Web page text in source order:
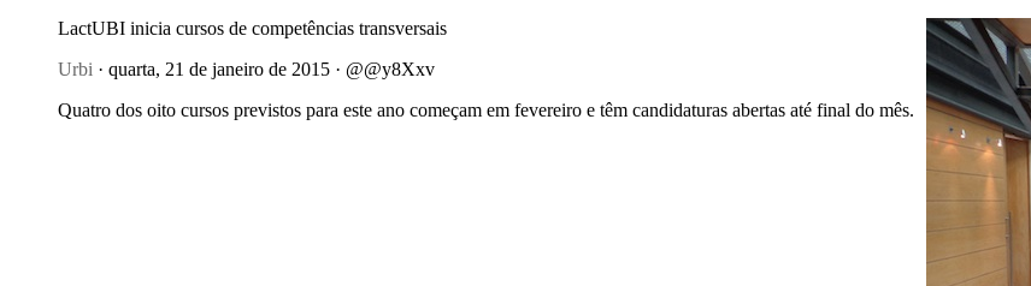
LactUBI inicia cursos de competências transversais
Urbi · quarta, 21 de janeiro de 2015 · @@y8Xxv
Quatro dos oito cursos previstos para este ano começam em fevereiro e têm candidaturas abertas até final do mês.